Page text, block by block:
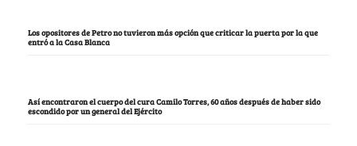
Los opositores de Petro no tuvieron más opción que criticar la puerta por la que
entró a la Casa Blanca
Así encontraron el cuerpo del cura Camilo Torres, 60 años después de haber sido
escondido por un general del Ejército